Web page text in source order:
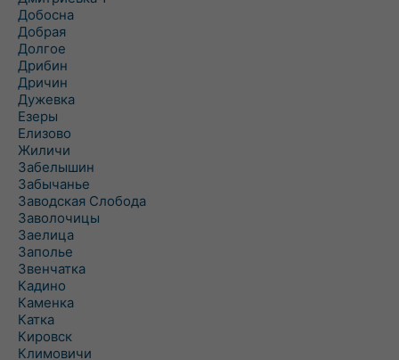
Добосна
Добрая
Долгое
Дрибин
Дричин
Дужевка
Езеры
Елизово
Жиличи
Забелышин
Забычанье
Заводская Слобода
Заволочицы
Заелица
Заполье
Звенчатка
Кадино
Каменка
Катка
Кировск
Климовичи